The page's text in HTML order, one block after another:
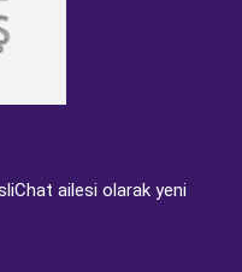
ailesi olarak yeni